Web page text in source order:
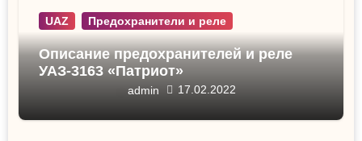
UAZ Предохранители и реле
Описание предохранителей и реле
УАЗ-3163 «Патриот»
admin 17.02.2022